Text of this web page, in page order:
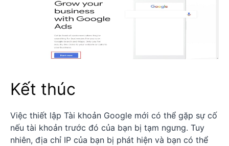
Kết thúc
Việc thiết lập Tài khoản Google mới có thể gặp sự cố
nếu tài khoản trước đó của bạn bị tạm ngưng. Tuy
nhiên, địa chỉ IP của bạn bị phát hiện và bạn có thể